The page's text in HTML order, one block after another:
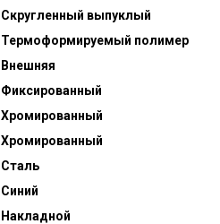
Скругленный выпуклый
Термоформируемый полимер
Внешняя
Фиксированный
Хромированный
Хромированный
Сталь
Синий
Накладной